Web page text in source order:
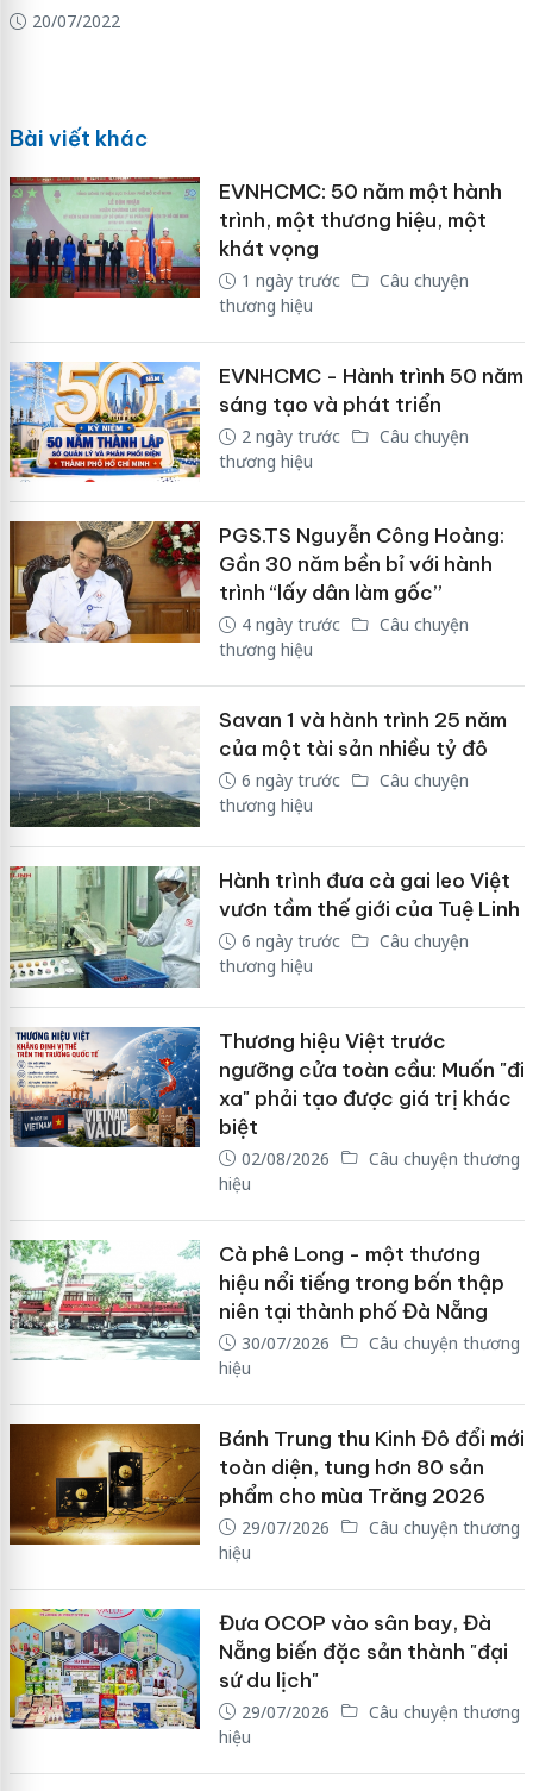
20/07/2022
Bài viết khác
EVNHCMC: 50 năm một hành
trình, một thương hiệu, một
khát vọng
1 ngày trước
Câu chuyện
thương hiệu
EVNHCMC - Hành trình 50 năm
sáng tạo và phát triển
2 ngày trước
Câu chuyện
thương hiệu
PGS.TS Nguyễn Công Hoàng:
Gần 30 năm bền bỉ với hành
trình “lấy dân làm gốc”
4 ngày trước
Câu chuyện
thương hiệu
Savan 1 và hành trình 25 năm
của một tài sản nhiều tỷ đô
6 ngày trước
Câu chuyện
thương hiệu
Hành trình đưa cà gai leo Việt
vươn tầm thế giới của Tuệ Linh
6 ngày trước
Câu chuyện
thương hiệu
Thương hiệu Việt trước
ngưỡng cửa toàn cầu: Muốn "đi
xa" phải tạo được giá trị khác
biệt
02/08/2026
Câu chuyện thương
hiệu
Cà phê Long - một thương
hiệu nổi tiếng trong bốn thập
niên tại thành phố Đà Nẵng
30/07/2026
Câu chuyện thương
hiệu
Bánh Trung thu Kinh Đô đổi mới
toàn diện, tung hơn 80 sản
phẩm cho mùa Trăng 2026
29/07/2026
Câu chuyện thương
hiệu
Đưa OCOP vào sân bay, Đà
Nẵng biến đặc sản thành "đại
sứ du lịch"
29/07/2026
Câu chuyện thương
hiệu